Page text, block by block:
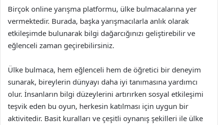
Birçok online yarışma platformu, ülke bulmacalarına yer
vermektedir. Burada, başka yarışmacılarla anlık olarak
etkileşimde bulunarak bilgi dağarcığınızı geliştirebilir ve
eğlenceli zaman geçirebilirsiniz.
Ülke bulmaca, hem eğlenceli hem de öğretici bir deneyim
sunarak, bireylerin dünyayı daha iyi tanımasına yardımcı
olur. İnsanların bilgi düzeylerini artırırken sosyal etkileşimi
teşvik eden bu oyun, herkesin katılması için uygun bir
aktivitedir. Basit kuralları ve çeşitli oynanış şekilleri ile ülke